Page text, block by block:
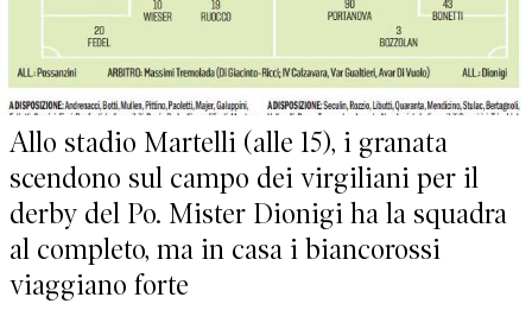
Allo stadio Martelli (alle 15), i granata
scendono sul campo dei virgiliani per il
derby del Po. Mister Dionigi ha la squadra
al completo, ma in casa i biancorossi
viaggiano forte